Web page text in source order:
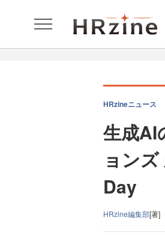
HRzineニュース
生成AI
ョン
Day
HRzine編集部[著]